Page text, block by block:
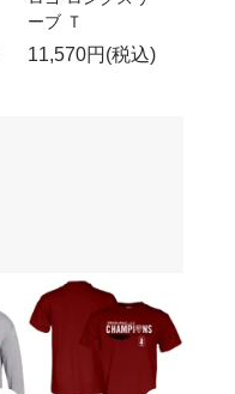
ーブ Ｔ
11,570円(税込)